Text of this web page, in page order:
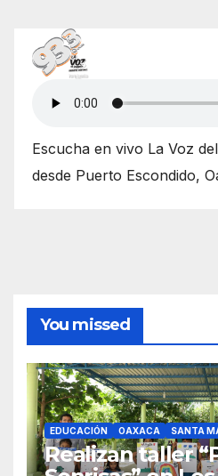
Escucha en vivo La Voz
desde Puerto Escondido,
You missed
EDUCACIÓN OAXACA SANTA
Realizan taller